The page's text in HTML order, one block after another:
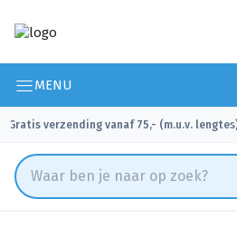
MENU
Gratis verzending vanaf 75,- (m.u.v. ✓